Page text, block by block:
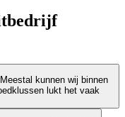
Meestal kunnen wij binnen
lukt het vaak